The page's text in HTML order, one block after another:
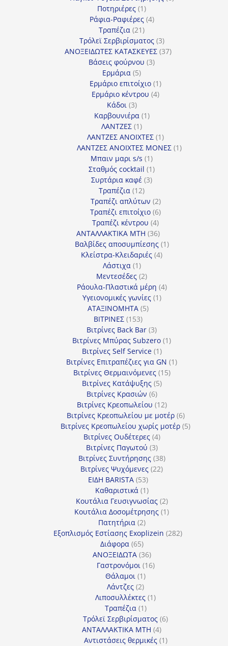
Ποτηριέρες 11
προϊόν
Ράφια-Ραφιέρες 44
Τραπέζια 2121
προϊόντα
Τρόλεϊ Σερβιρίσματος 33
προϊόντα
ΑΝΟΞΕΙΔΩΤΕΣ ΚΑΤΑΣΚΕΥΕΣ 3737
Βάσεις φούρνου 33
Ερμάρια 55
προϊόντα
Ερμάριο επιτοίχιο 11
προϊόν
Ερμάριο κέντρου 44
Κάδοι 33
προϊόντα
Καρβουνιέρα 11
ΛΑΝΤΖΕΣ 11
προϊόν
ΛΑΝΤΖΕΣ ΑΝΟΙΧΤΕΣ 11
προϊόν
ΛΑΝΤΖΕΣ ΑΝΟΙΧΤΕΣ ΜΟΝΕΣ 11
Μπαιν μαρι s/s 11
προϊόν
Σταθμός cocktail 11
Συρτάρια καφέ 33
Τραπέζια 1212
προϊόντα
Τραπέζι απλύτων 22
προϊόντα
Τραπέζι επιτοίχιο 66
προϊόντα
Τραπέζι κέντρου 44
προϊόντα
ΑΝΤΑΛΛΑΚΤΙΚΑ MTH 3636
προϊόντα
Βαλβίδες αποσυμπίεσης 11
Κλείστρα-Κλειδαριές 44
Λάστιχα 11
προϊόν
Μεντεσέδες 22
προϊόντα
Ράουλα-Πλαστικά μέρη 44
Υγειονομικές γωνίες 11
ΑΤΑΞΙΝΟΜΗΤΑ 55
ΒΙΤΡΙΝΕΣ 153153
προϊόντα
Βιτρίνες Back Bar 33
προϊόντα
Βιτρίνες Mπύρας Subzero 11
Βιτρίνες Self Service 11
προϊόν
Βιτρίνες Επιτραπέζιες για GN 11
Βιτρίνες Θερμαινόμενες 1515
Βιτρίνες Κατάψυξης 55
Βιτρίνες Κρασιών 66
προϊόντα
Βιτρίνες Κρεοπωλείου 1212
προϊόντα
Βιτρίνες Κρεοπωλείου με μοτέρ 66
προϊόντα
Βιτρίνες Κρεοπωλείου χωρίς μοτέρ 55
Βιτρίνες Ουδέτερες 44
προϊόντα
Βιτρίνες Παγωτού 33
προϊόντα
Βιτρίνες Συντήρησης 3838
προϊόντα
Βιτρίνες Ψυχόμενες 2222
ΕΙΔΗ BARISTA 5353
προϊόντα
Καθαριστικά 11
προϊόν
Κουτάλια Γευσιγνωσίας 22
προϊόντα
Κουτάλια Δοσομέτρησης 11
Πατητήρια 22
προϊόντα
Εξοπλισμός Εστίασης Exoplizein 282282
Διάφορα 6565
προϊόντα
ΑΝΟΞΕΙΔΩΤΑ 3636
προϊόντα
Γαστρονόμοι 1616
Θάλαμοι 11
προϊόν
Λάντζες 22
προϊόντα
Λιποσυλλέκτες 11
Τραπέζια 11
προϊόν
Τρόλεϊ Σερβιρίσματος 66
ΑΝΤΑΛΛΑΚΤΙΚΑ MTH 44
προϊόντα
Αντιστάσεις θερμικές 11